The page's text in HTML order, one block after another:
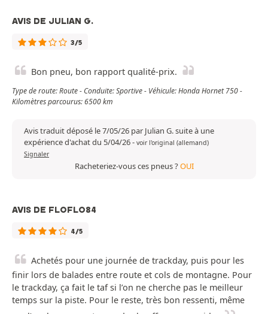
AVIS DE JULIAN G.
3/5
Bon pneu, bon rapport qualité-prix.
Type de route: Route - Conduite: Sportive - Véhicule: Honda Hornet 750 -
Kilomètres parcourus: 6500 km
Avis traduit déposé le 7/05/26 par Julian G. suite à une
expérience d'achat du 5/04/26- voir l'original (allemand)
Signaler
Racheteriez-vous ces pneus ?OUI
AVIS DE FLOFLO84
4/5
Achetés pour une journée de trackday, puis pour les
finir lors de balades entre route et cols de montagne. Pour
le trackday, ça fait le taf si l’on ne cherche pas le meilleur
temps sur la piste. Pour le reste, très bon ressenti, même